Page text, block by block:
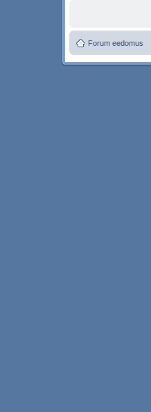
Forum eedomus